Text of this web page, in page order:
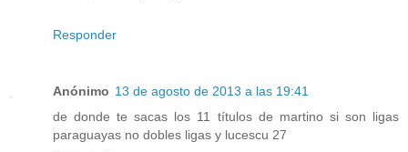
Responder
Anónimo 13 de agosto de 2013 a las 19:41
de donde te sacas los 11 títulos de martino si son ligas
paraguayas no dobles ligas y lucescu 27